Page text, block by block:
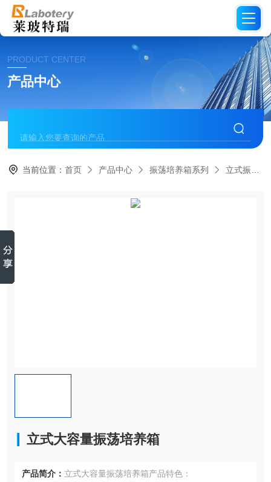
PRODUCT CENTER
产品中心
当前位置：首页 产品中心 振荡培养箱系列 立式振荡培养箱
立式大容量振荡培养箱
产品简介： 立式大容量振荡培养箱产品特色：